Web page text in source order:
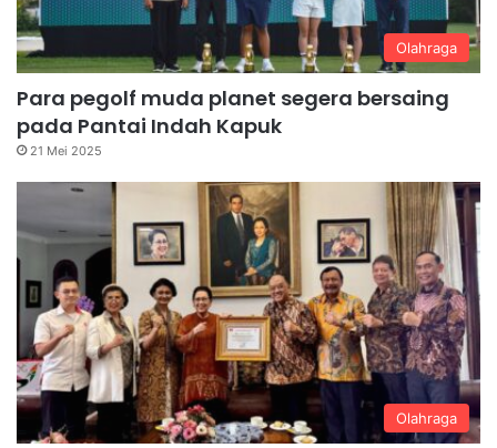
Olahraga
Para pegolf muda planet segera bersaing
pada Pantai Indah Kapuk
21 Mei 2025
Olahraga